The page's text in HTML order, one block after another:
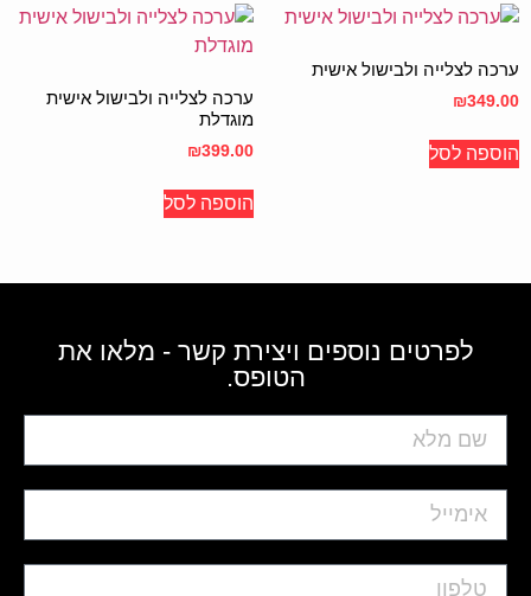
ערכה לצלייה ולבישול אישית
₪349.00
הוספה לסל
ערכה לצלייה ולבישול אישית
מוגדלת
₪399.00
הוספה לסל
לפרטים נוספים ויצירת קשר - מלאו את
הטופס.